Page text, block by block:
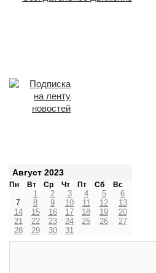
Август 2023
Пн Вт Ср Чт Пт Сб Вс
1 2 3 4 5 6
7 8 9 10 11 12
13
14
15 16 17 18 19
20
21
22 23 24 25 26
27
28
29 30 31